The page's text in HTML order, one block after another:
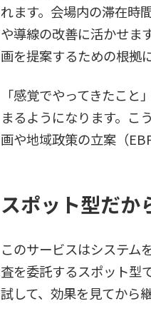
れます。会場内の滞在時
や導線の改善に活かせま
画を提案するための根拠
「感覚でやってきたこ
まるようになります。こ
画や地域政策の立案（
スポット型だか
このサービスはシステム
査を委託するスポット型
試して、効果を見てから